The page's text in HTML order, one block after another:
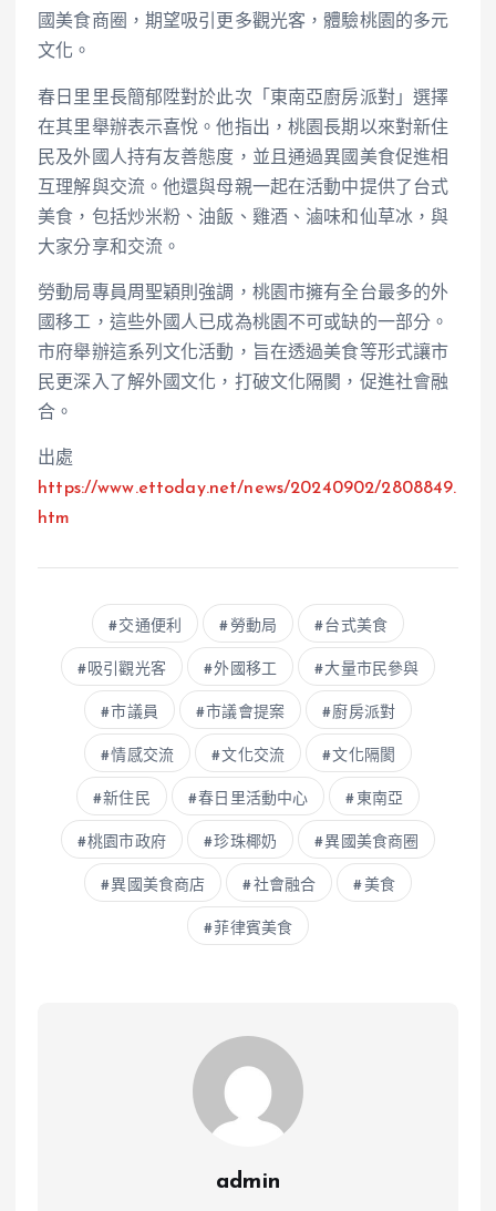
國美食商圈，期望吸引更多觀光客，體驗桃園的多元
文化。
春日里里長簡郁陞對於此次「東南亞廚房派對」選擇
在其里舉辦表示喜悅。他指出，桃園長期以來對新住
民及外國人持有友善態度，並且通過異國美食促進相
互理解與交流。他還與母親一起在活動中提供了台式
美食，包括炒米粉、油飯、雞酒、滷味和仙草冰，與
大家分享和交流。
勞動局專員周聖穎則強調，桃園市擁有全台最多的外
國移工，這些外國人已成為桃園不可或缺的一部分。
市府舉辦這系列文化活動，旨在透過美食等形式讓市
民更深入了解外國文化，打破文化隔閡，促進社會融
合。
出處
https://www.ettoday.net/news/20240902/2808849.
htm
交通便利 勞動局 台式美食
吸引觀光客 外國移工 大量市民參與
市議員 市議會提案 廚房派對
情感交流 文化交流 文化隔閡
新住民 春日里活動中心 東南亞
桃園市政府 珍珠椰奶 異國美食商圈
異國美食商店 社會融合 美食
菲律賓美食
admin